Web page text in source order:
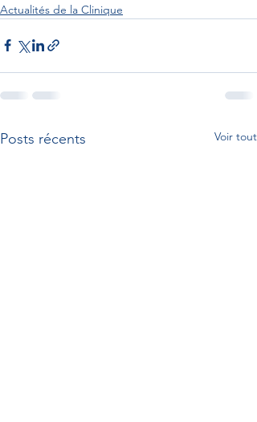
Actualités de la Clinique
Posts récents Voir tout